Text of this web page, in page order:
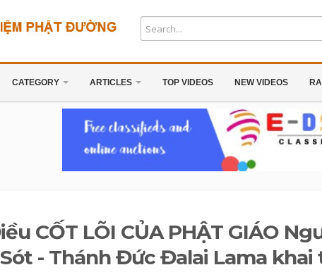
CATEGORY ARTICLES TOP VIDEOS NEW VIDEOS
CỐT LÕI CỦA PHẬT GIÁO
- Thánh Đức Đalai Lama khai